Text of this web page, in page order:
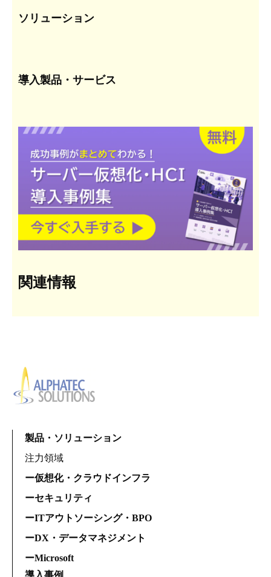
ソリューション
導入製品・サービス
関連情報
製品・ソリューション
注力領域
ー仮想化・クラウドインフラ
ーセキュリティ
ーITアウトソーシング・BPO
ーDX・データマネジメント
ーMicrosoft
導入事例